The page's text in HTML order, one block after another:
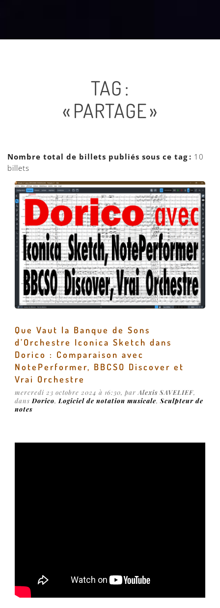
TAG :
« PARTAGE »
Nombre total de billets publiés sous ce tag : 10
billets
Que Vaut la Banque de Sons
d’Orchestre Iconica Sketch dans
Dorico : Comparaison avec
NotePerformer, BBCSO Discover et
Vrai Orchestre
mercredi 23 octobre 2024 à 16:30, par Alexis SAVELIEF,
dans Dorico, Logiciel de notation musicale, Sculpteur de
notes